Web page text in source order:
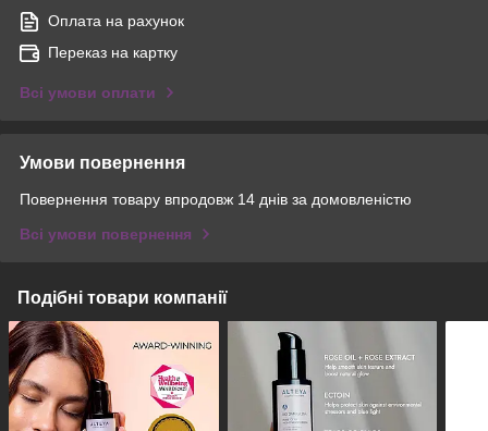
Оплата на рахунок
Переказ на картку
Всі умови оплати
Умови повернення
Повернення товару впродовж 14 днів за домовленістю
Всі умови повернення
Подібні товари компанії